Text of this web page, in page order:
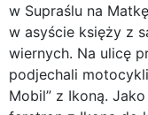
w Supraślu na
w asyście księży z
wiernych. Na ulicę
podjechali
Mobil” z Ikoną.